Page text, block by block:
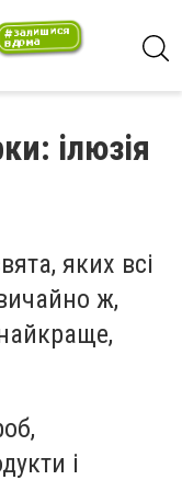
ілюзія
яких всі
ж,
і